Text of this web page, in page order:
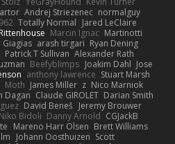
Andrej Striezenec normalguy
Totally Normal Jared LeClaire
Marcin Ignac Martinotti
Giagias arash tirgari Ryan Dening
Patrick T Sullivan Alexander Rath
Beefyblimps Joakim Dahl Jose
anthony lawrence Stuart Marsh
Moth James Miller z Nico Marniok
Dagan Claude GIROLET Darian Smith
David Beneš Jeremy Brouwer
Niko Bidoli Danny Arnold CGJackB
Mareno Harr Olsen Brett Williams
Johann Oosthuizen Scott